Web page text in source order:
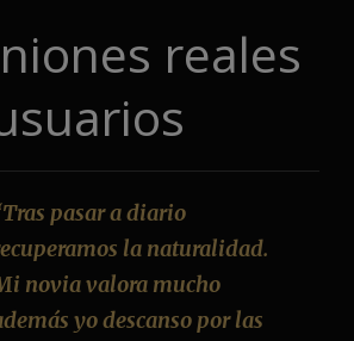
reales
pasar a diario
la naturalidad.
novia valora mucho
yo descanso por las